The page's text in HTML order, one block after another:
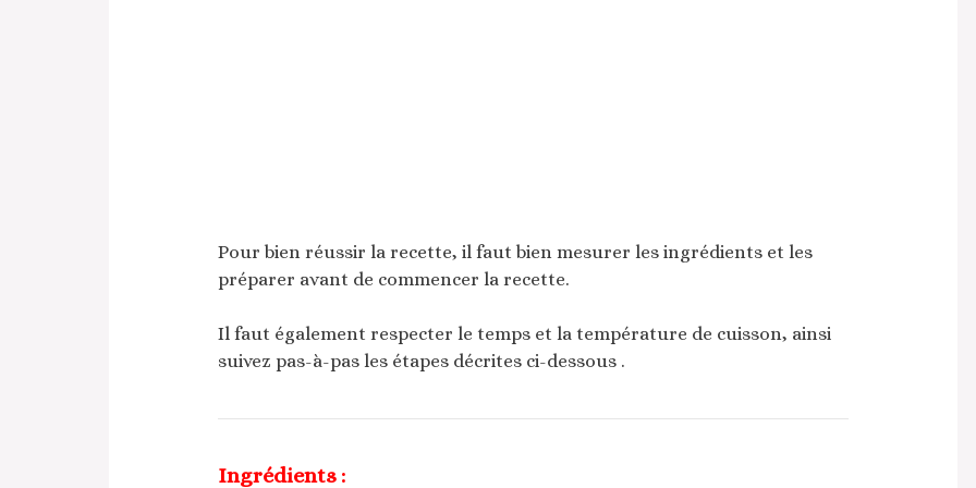
Pour bien réussir la recette, il faut bien mesurer les ingrédients et les
préparer avant de commencer la recette.
Il faut également respecter le temps et la température de cuisson, ainsi
suivez pas-à-pas les étapes décrites ci-dessous .
Ingrédients :